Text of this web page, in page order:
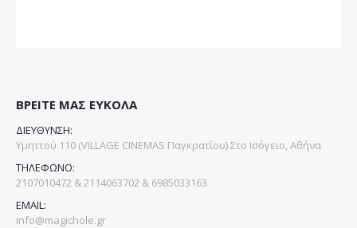
ΒΡΕΙΤΕ ΜΑΣ ΕΥΚΟΛΑ
ΔΙΕΥΘΥΝΣΗ:
Υμηττού 110 (VILLAGE CINEMAS Παγκρατίου) Στο Ισόγειο, Αθήνα
ΤΗΛΕΦΩΝΟ:
2107010472 & 2114063702 & 6985033163
EMAIL:
info@magichole.gr